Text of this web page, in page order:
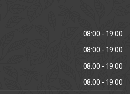
08:00 - 19:00
08:00 - 19:00
08:00 - 19:00
08:00 - 19:00